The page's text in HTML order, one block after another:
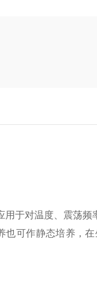
用于对温度、震荡
也可作静态培养，